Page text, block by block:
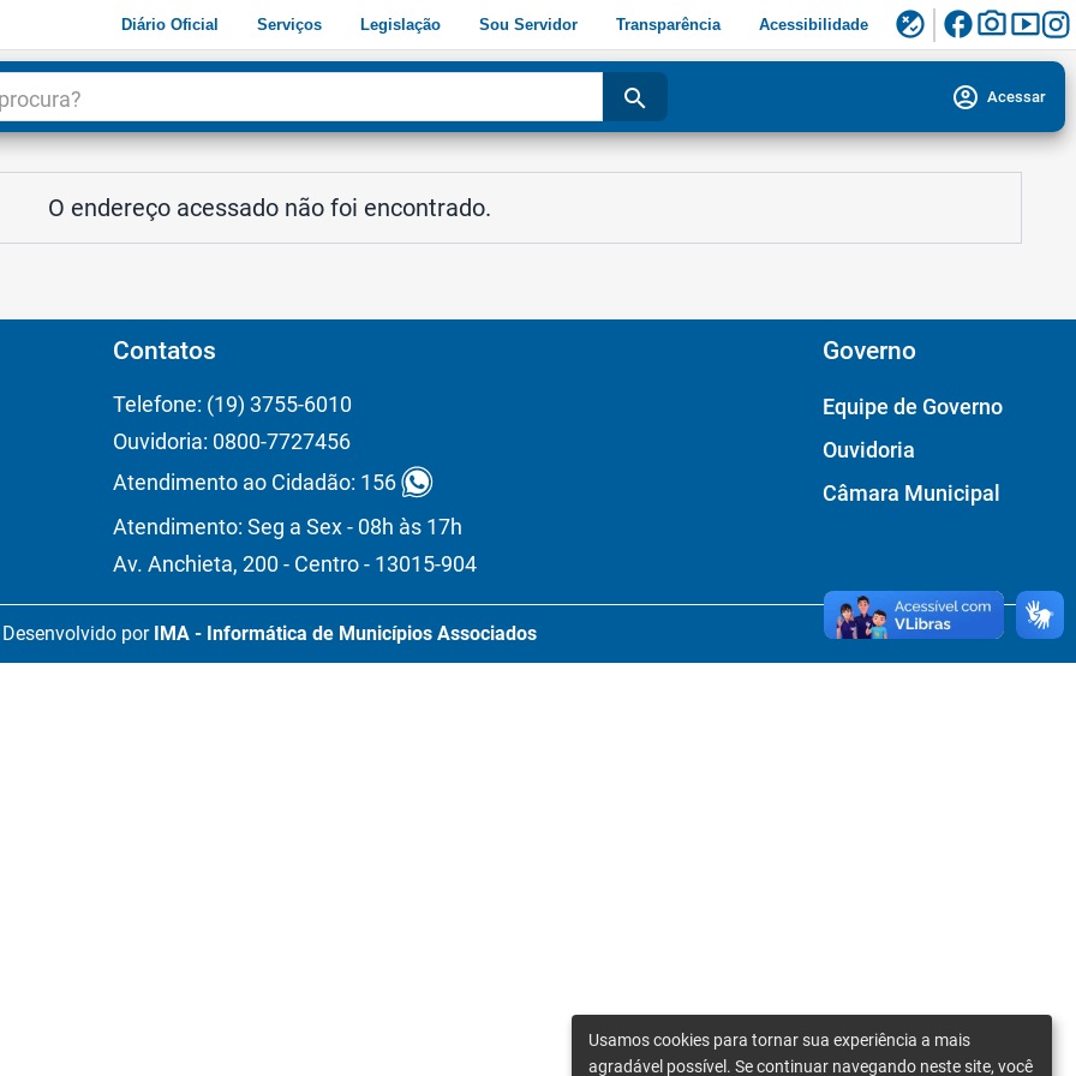
Diário Oficial Serviços Legislação Sou Servidor Transparência Acessibilidade flaky facebookphoto_camerasmart_display
search account_circle Acessar
O endereço acessado não foi encontrado.
Contatos
Telefone: (19) 3755-6010
Ouvidoria: 0800-7727456
Atendimento ao Cidadão: 156
Atendimento: Seg a Sex - 08h às 17h
Av. Anchieta, 200 - Centro - 13015-904
Governo
Equipe de Governo
Ouvidoria
Câmara Municipal
Desenvolvido por IMA - Informática de Municípios Associados
Usamos cookies para tornar sua experiência a mais
agradável possível. Se continuar navegando neste site, você